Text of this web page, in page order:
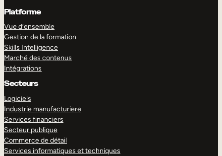
Platforme
Vue d’ensemble
Gestion de la formation
Skills Intelligence
Marché des contenus
Intégrations
Secteurs
Logiciels
Industrie manufacturiere
Services financiers
Secteur publique
Commerce de détail
Services informatiques et techniques